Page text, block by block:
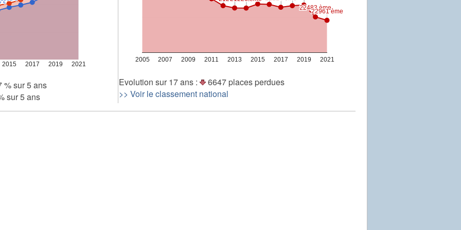
2015 2017 2019 2021
€
€
% sur 5 ans
sur 5 ans
2005 2007 2009 2011 2013 2015 2017 2019 2021
22483 ème
22483 ème
22961 ème
22961 ème
Evolution sur 17 ans :
6647 places perdues
>> Voir le classement national